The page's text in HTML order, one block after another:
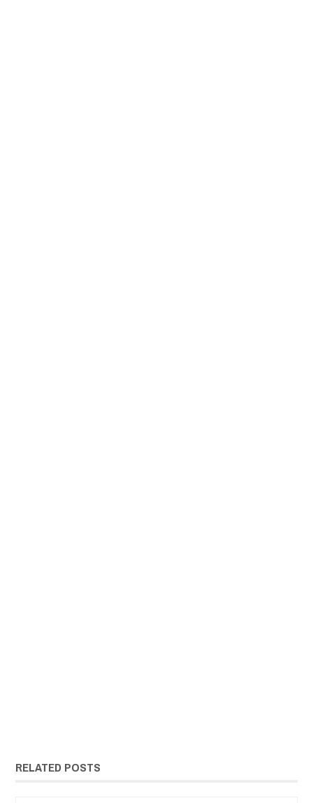
RELATED POSTS